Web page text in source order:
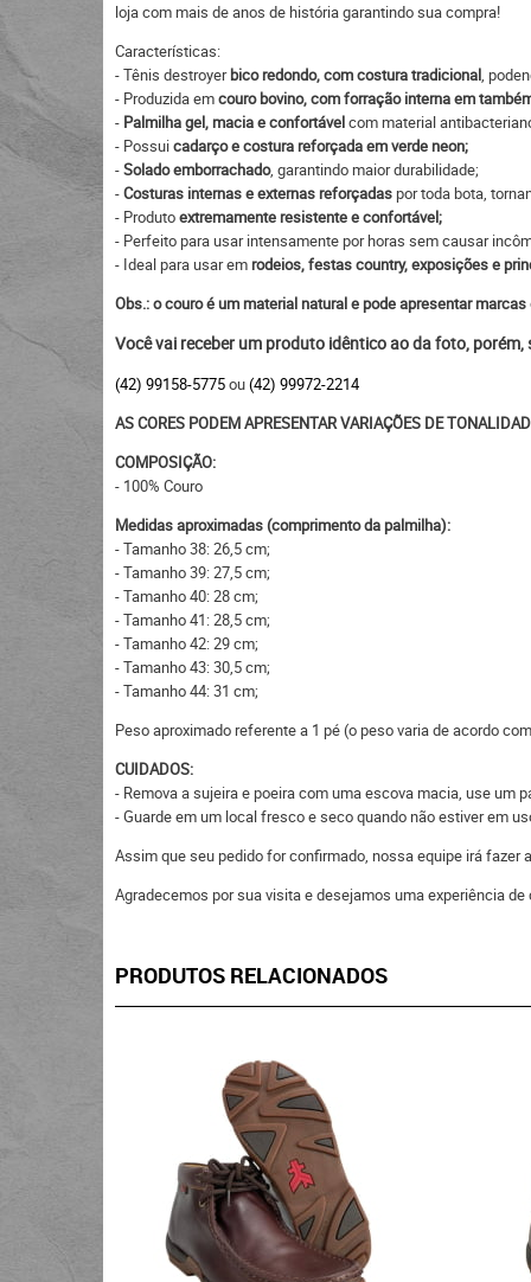
loja com mais de anos de história garantindo sua compra!
Características:
- Tênis destroyerbico redondo, com costura tradicional,
- Produzida emcouro bovino, com forração interna em
- Palmilha gel, macia e confortávelcom material
- Possuicadarço e costura reforçada em verde neon;
-Solado emborrachado, garantindo maior durabilidade;
-Costuras internas e externas reforçadas por toda bota,
- Produtoextremamente resistente e confortável;
- Perfeito para usar intensamente por horas sem causar
- Ideal para usar em rodeios, festas country, exposições e
Obs.: o couro é um material natural e pode apresentar
Você vai receber um produto idêntico ao da foto,
(42) 99158-5775ou(42) 99972-2214
AS CORES PODEM APRESENTAR VARIAÇÕES DE
COMPOSIÇÃO:
- 100% Couro
Medidas aproximadas (comprimento da palmilha):
- Tamanho 38: 26,5 cm;
- Tamanho 39: 27,5 cm;
- Tamanho 40: 28 cm;
- Tamanho 41: 28,5 cm;
- Tamanho 42: 29 cm;
- Tamanho 43: 30,5 cm;
- Tamanho 44: 31 cm;
Peso aproximado referente a 1 pé (o peso varia de acordo
CUIDADOS:
- Remova a sujeira e poeira com uma escova macia, use um
- Guarde em um local fresco e seco quando não estiver em
Assim que seu pedido for confirmado, nossa equipe irá
Agradecemos por sua visita e desejamos uma experiência
PRODUTOS RELACIONADOS